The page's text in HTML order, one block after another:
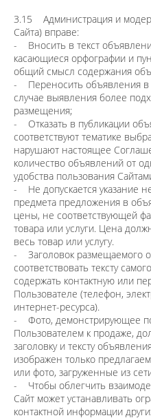
3.15 Администрация и
Сайта) вправе:
- Вносить в текст
касающиеся орфографии и
общий смысл содержания
- Переносить объявления в
случае выявления более
размещения;
- Отказать в публикации
соответствуют тематике
нарушают настоящее
количество объявлений от
удобства пользования
- Не допускается указание
предмета предложения в
цены, не соответствующей
товара или услуги. Цена
весь товар или услугу.
- Заголовок размещаемого
соответствовать тексту
содержать контактную или
Пользователе (телефон,
интернет-ресурса).
- Фото, демонстрирующее
Пользователем к продаже,
заголовку и тексту
изображен только
или фото, загруженные из
- Чтобы облегчить
Сайт может устанавливать
контактной информации